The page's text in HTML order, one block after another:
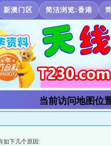
新澳门区 简洁浏览:香港
当前访问地图位
如下几个原因: